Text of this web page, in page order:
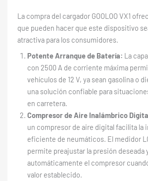
La compra del cargador GOOLOO VX1
que pueden hacer que este dispositivo
atractiva para los consumidores.
Potente Arranque de Batería: La
con 2500 A de corriente máxima
vehículos de 12 V, ya sean gasolina o
una solución confiable para
en carretera.
Compresor de Aire Inalámbrico
un compresor de aire digital facilita la
eficiente de neumáticos. El medidor
permite preajustar la presión deseada
automáticamente el compresor
valor establecido.